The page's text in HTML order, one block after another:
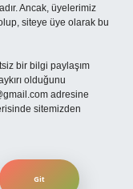
Ancak, üyelerimiz
siteye üye olarak bu
bir bilgi paylaşım
olduğunu
adresine
sitemizden